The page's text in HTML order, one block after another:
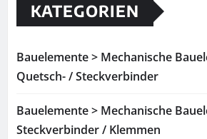
KATEGORIEN
Bauelemente > Mechanische
Quetsch- / Steckverbinder
Bauelemente > Mechanische
Steckverbinder / Klemmen